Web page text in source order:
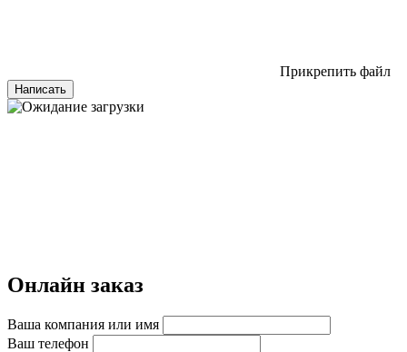
Прикрепить файл
Написать
Онлайн заказ
Ваша компания или имя
Ваш телефон